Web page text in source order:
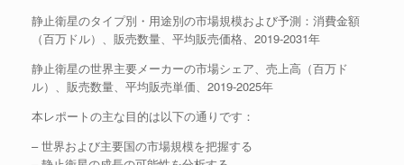
静止衛星のタイプ別・用途別の市場規模および予測：消費金額
（百万ドル）、販売数量、平均販売価格、2019-2031年
静止衛星の世界主要メーカーの市場シェア、売上高（百万ド
ル）、販売数量、平均販売単価、2019-2025年
本レポートの主な目的は以下の通りです：
– 世界および主要国の市場規模を把握する